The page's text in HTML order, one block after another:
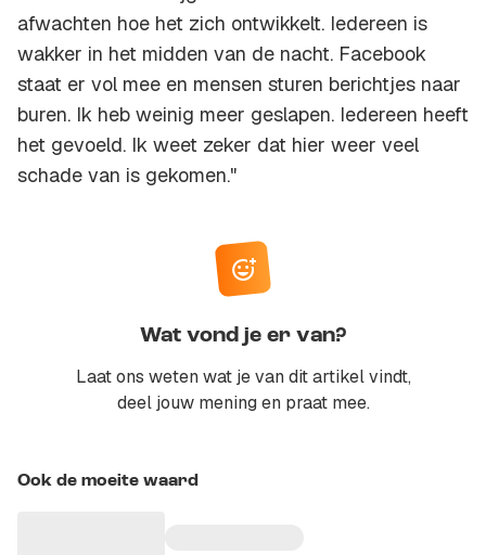
afwachten hoe het zich ontwikkelt. Iedereen is
wakker in het midden van de nacht. Facebook
staat er vol mee en mensen sturen berichtjes naar
buren. Ik heb weinig meer geslapen. Iedereen heeft
het gevoeld. Ik weet zeker dat hier weer veel
schade van is gekomen."
Wat vond je er van?
Laat ons weten wat je van dit artikel vindt,
deel jouw mening en praat mee.
Ook de moeite waard